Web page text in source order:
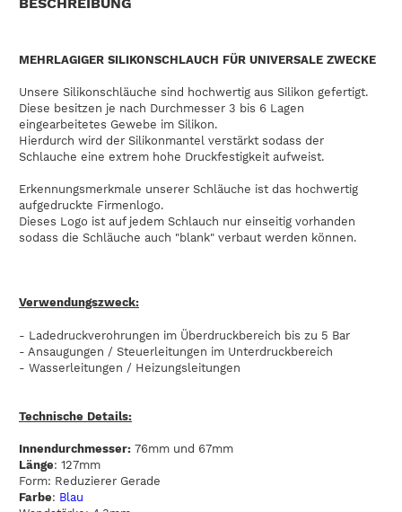
MEHRLAGIGER SILIKONSCHLAUCH FÜR UNIVERSALE ZWECKE
Unsere Silikonschläuche sind hochwertig aus Silikon gefertigt.
Diese besitzen je nach Durchmesser 3 bis 6 Lagen
eingearbeitetes Gewebe im Silikon.
Hierdurch wird der Silikonmantel verstärkt sodass der
Schlauche eine extrem hohe Druckfestigkeit aufweist.
Erkennungsmerkmale unserer Schläuche ist das hochwertig
aufgedruckte Firmenlogo.
Dieses Logo ist auf jedem Schlauch nur einseitig vorhanden
sodass die Schläuche auch "blank" verbaut werden können.
Verwendungszweck:
- Ladedruckverohrungen im Überdruckbereich bis zu 5 Bar
- Ansaugungen / Steuerleitungen im Unterdruckbereich
- Wasserleitungen / Heizungsleitungen
Technische Details:
Innendurchmesser: 76mm und 67mm
Länge: 127mm
Form: Reduzierer Gerade
Farbe: Blau